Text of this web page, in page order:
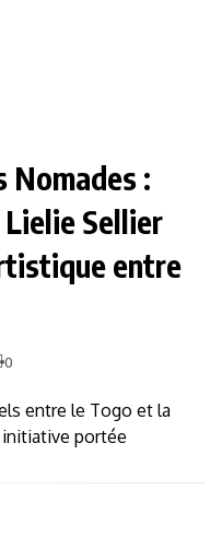
Nomades :
Sellier
entre
0
entre le Togo et la
initiative portée